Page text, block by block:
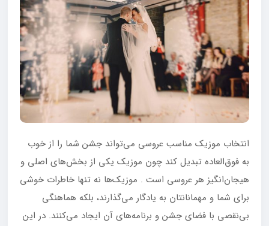
انتخاب موزیک مناسب عروسی می‌تواند جشن شما را از خوب
به فوق‌العاده تبدیل کند چون موزیک یکی از بخش‌های اصلی و
هیجان‌انگیز هر عروسی است . موزیک‌ها نه تنها خاطرات خوشی
برای شما و مهمانانتان به یادگار می‌گذارند، بلکه هماهنگی
بی‌نقصی با فضای جشن و برنامه‌های آن ایجاد می‌کنند. در این